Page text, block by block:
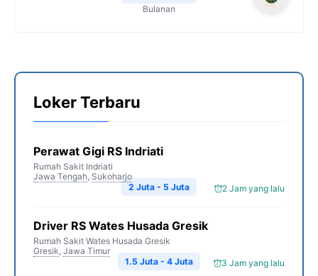
Bulanan
Loker Terbaru
Perawat Gigi RS Indriati
Rumah Sakit Indriati
Jawa Tengah, Sukoharjo
2 Jam yang lalu
2 Juta - 5 Juta
Driver RS Wates Husada Gresik
Rumah Sakit Wates Husada Gresik
Gresik, Jawa Timur
3 Jam yang lalu
1.5 Juta - 4 Juta